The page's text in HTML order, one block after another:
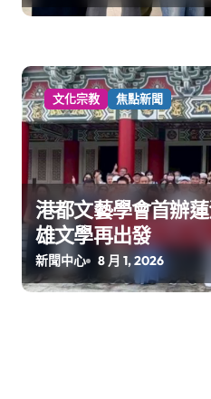
文化宗教 焦點新聞
港都文藝學會首辦
雄文學再出發
新聞中心 8 月 1, 2026